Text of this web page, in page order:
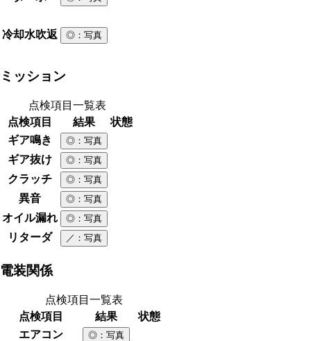
冷却水吹返 ◎ ：写真
ミッション
点検項目一覧表
点検項目
結果
状態
ギア鳴き
◎ ：写真
ギア抜け ◎ ：写真
クラッチ ◎ ：写真
異音 ◎ ：写真
オイル漏れ ◎ ：写真
リターダ ／ ：写真
電装関係
点検項目一覧表
点検項目
結果
状態
エアコン
◎ ：写真